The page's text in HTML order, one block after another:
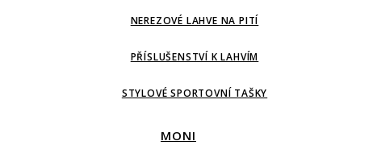
NEREZOVÉ LAHVE NA PITÍ
PŘÍSLUŠENSTVÍ K LAHVÍM
STYLOVÉ SPORTOVNÍ TAŠKY
MONI